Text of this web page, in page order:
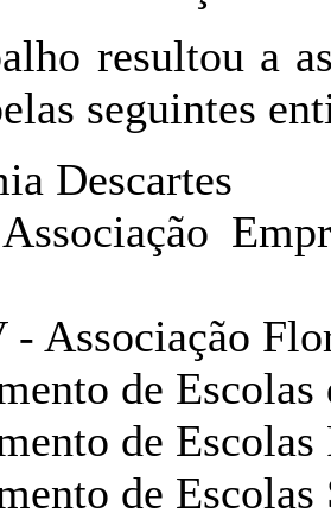
resultou a
seguintes
Descartes
Associação
de Escolas
de
de Escolas